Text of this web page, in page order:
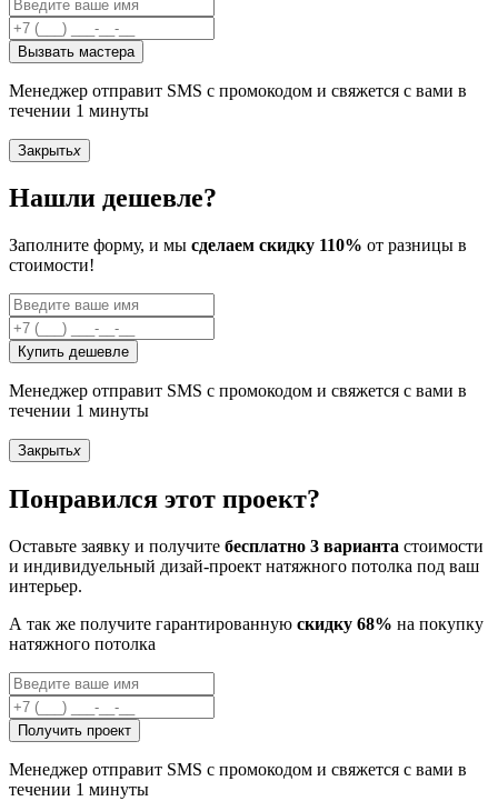
Вызвать мастера
Менеджер отправит SMS с промокодом и свяжется с вами в
течении 1 минуты
Закрытьx
Нашли дешевле?
Заполните форму, и мы сделаем скидку 110% от разницы в
стоимости!
Купить дешевле
Менеджер отправит SMS с промокодом и свяжется с вами в
течении 1 минуты
Закрытьx
Понравился этот проект?
Оставьте заявку и получите бесплатно 3 варианта стоимости
и индивидуельный дизай-проект натяжного потолка под ваш
интерьер.
А так же получите гарантированную скидку 68% на покупку
натяжного потолка
Получить проект
Менеджер отправит SMS с промокодом и свяжется с вами в
течении 1 минуты